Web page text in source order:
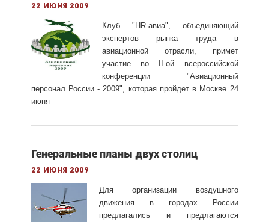
22 июня 2009
Клуб "HR-авиа", объединяющий
экспертов рынка труда в
авиационной отрасли, примет
участие во II-ой всероссийской
конференции "Авиационный
персонал России - 2009", которая пройдет в Москве 24
июня
Генеральные планы двух столиц
22 июня 2009
Для организации воздушного
движения в городах России
предлагались и предлагаются